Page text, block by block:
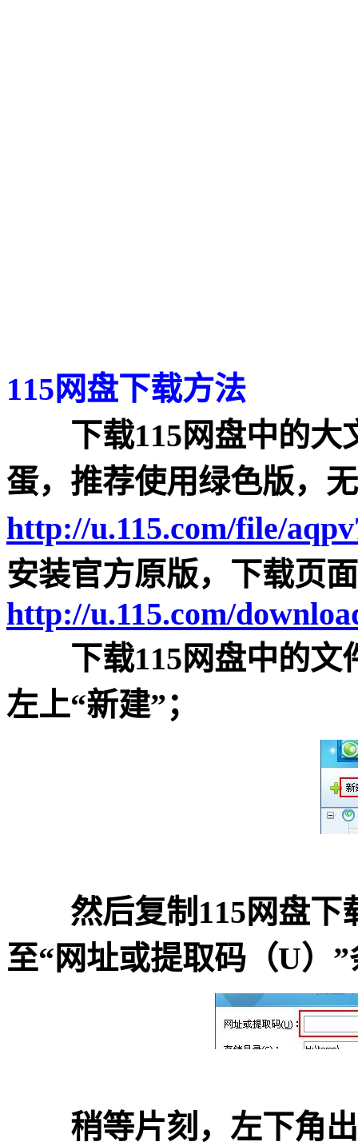
115网盘下载方法
下载115网盘中的大
蛋，推荐使用绿色版，
http://u.115.com/file/
安装官方原版，下载页
http://u.115.com/
下载115网盘中的文
左上“新建”；
然后复制115网盘下
至“网址或提取码（U）
稍等片刻，左下角出